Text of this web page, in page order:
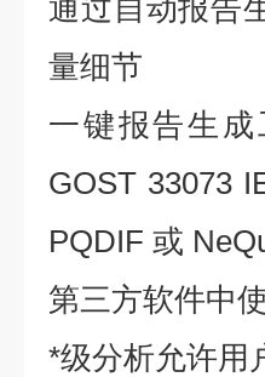
通过自动报告
量细节
一键报告生成
GOST 33073
PQDIF 或
第三方软件中
*级分析允许用